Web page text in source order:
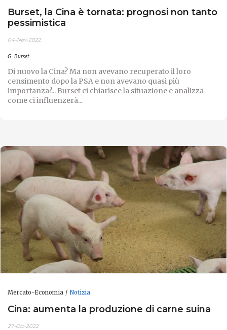
Burset, la Cina è tornata: prognosi non tanto
pessimistica
04-Nov-2022
G. Burset
Di nuovo la Cina? Ma non avevano recuperato il loro
censimento dopo la PSA e non avevano quasi più
importanza?... Burset ci chiarisce la situazione e analizza
come ci influenzerà...
Mercato-Economia Notizia
Cina: aumenta la produzione di carne suina
27-Ott-2022